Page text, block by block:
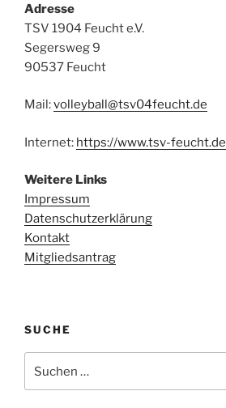
Adresse
TSV 1904 Feucht e.V.
Segersweg 9
90537 Feucht
Mail:volleyball@tsv04feucht.de
Internet: https://www.tsv-
Weitere Links
Impressum
Datenschutzerklärung
Kontakt
Mitgliedsantrag
SUCHE
nach: